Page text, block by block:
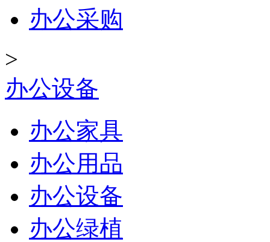
办公采购
>
办公设备
办公家具
办公用品
办公设备
办公绿植